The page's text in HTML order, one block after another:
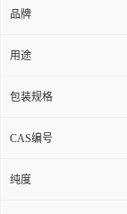
品牌
用途
包装规格
CAS编号
纯度